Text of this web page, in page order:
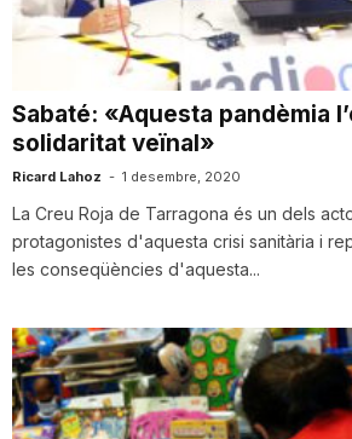
Sabaté: «Aquesta pandèmia
solidaritat veïnal»
Ricard Lahoz - 1 desembre, 2020
La Creu Roja de Tarragona és un dels
protagonistes d'aquesta crisi sanitària i
les conseqüències d'aquesta...